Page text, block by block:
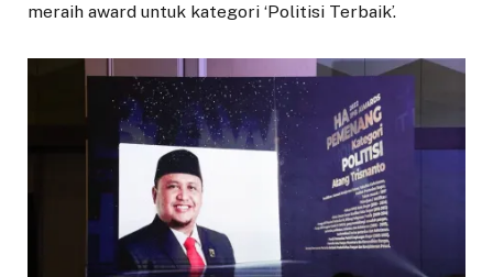
meraih award untuk kategori ‘Politisi Terbaik’.